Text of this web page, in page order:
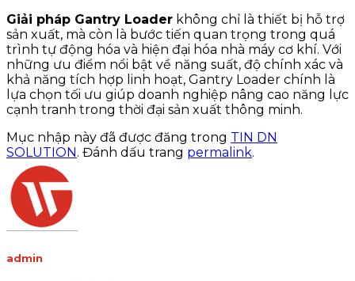
Giải pháp Gantry Loader không chỉ là thiết bị hỗ trợ
sản xuất, mà còn là bước tiến quan trọng trong quá
trình tự động hóa và hiện đại hóa nhà máy cơ khí. Với
những ưu điểm nổi bật về năng suất, độ chính xác và
khả năng tích hợp linh hoạt, Gantry Loader chính là
lựa chọn tối ưu giúp doanh nghiệp nâng cao năng lực
cạnh tranh trong thời đại sản xuất thông minh.
Mục nhập này đã được đăng trong TIN DN
SOLUTION. Đánh dấu trang permalink.
admin